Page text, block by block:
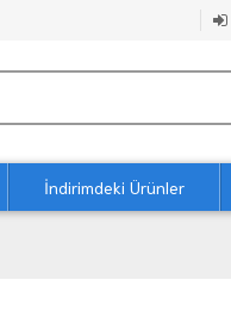
İndirimdeki Ürünler